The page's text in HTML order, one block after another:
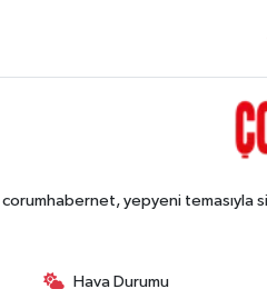
corumhabernet, yepyeni temasıyla
Hava Durumu